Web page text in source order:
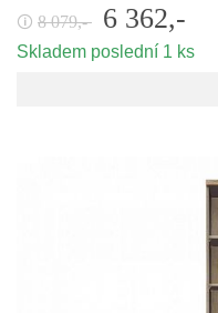
🛈 8 079,- 6 362,-
Skladem poslední 1 ks